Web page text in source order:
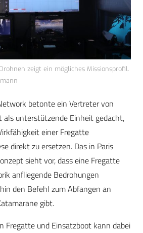
zeigt ein mögliches Missionsprofil.
betonte ein Vertreter von
als unterstützende Einheit gedacht,
einer Fregatte
direkt zu ersetzen. Das in Paris
sieht vor, dass eine Fregatte
anfliegende Bedrohungen
den Befehl zum Abfangen an
gibt.
Fregatte und Einsatzboot kann dabei